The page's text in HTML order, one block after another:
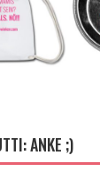
ANKE ;)